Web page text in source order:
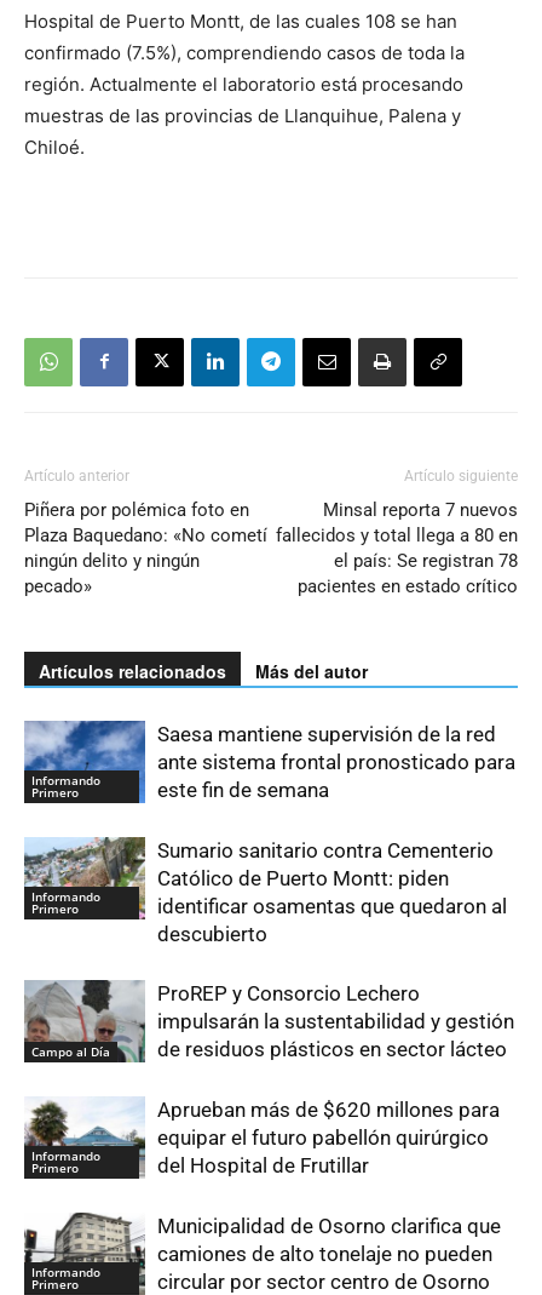
Hospital de Puerto Montt, de las cuales 108 se han
confirmado (7.5%), comprendiendo casos de toda la
región. Actualmente el laboratorio está procesando
muestras de las provincias de Llanquihue, Palena y
Chiloé.
Artículo anterior
Piñera por polémica foto en
Plaza Baquedano: «No cometí
ningún delito y ningún
pecado»
Artículo siguiente
Minsal reporta 7 nuevos
fallecidos y total llega a 80 en
el país: Se registran 78
pacientes en estado crítico
Artículos relacionados Más del autor
Informando
Primero
Saesa mantiene supervisión de la red
ante sistema frontal pronosticado para
este fin de semana
Informando
Primero
Sumario sanitario contra Cementerio
Católico de Puerto Montt: piden
identificar osamentas que quedaron al
descubierto
Campo al Día
ProREP y Consorcio Lechero
impulsarán la sustentabilidad y gestión
de residuos plásticos en sector lácteo
Informando
Primero
Aprueban más de $620 millones para
equipar el futuro pabellón quirúrgico
del Hospital de Frutillar
Informando
Primero
Municipalidad de Osorno clarifica que
camiones de alto tonelaje no pueden
circular por sector centro de Osorno